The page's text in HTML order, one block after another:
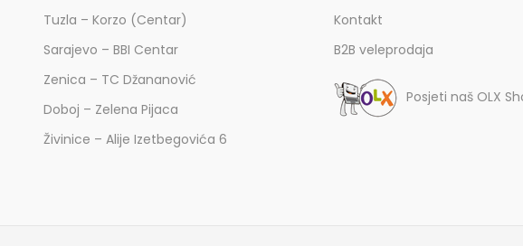
Tuzla – Korzo (Centar)
Sarajevo – BBI Centar
Zenica – TC Džananović
Doboj – Zelena Pijaca
Živinice – Alije Izetbegovića 6
Kontakt
B2B veleprodaja
Posjeti naš OLX